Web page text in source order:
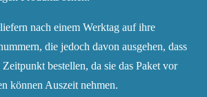
nach einem Werktag auf ihre
die jedoch davon ausgehen, dass
bestellen, da sie das Paket vor
können Auszeit nehmen.